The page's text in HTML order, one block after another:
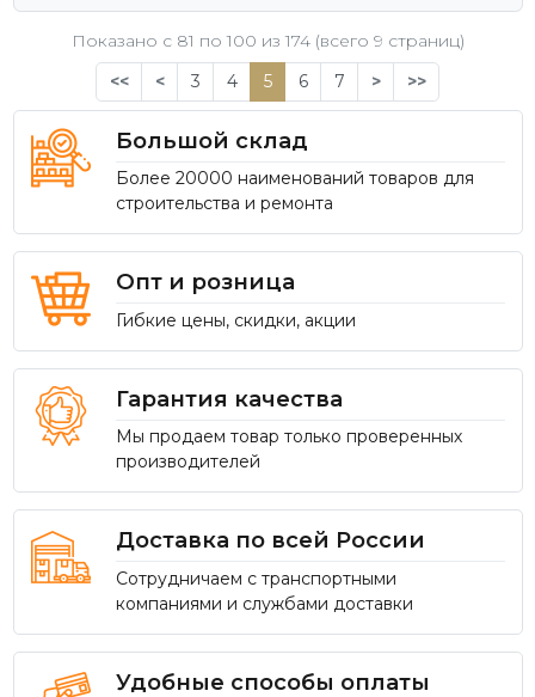
Показано с 81 по100 из 174 (всего 9 страниц)
<<
< 3 4 5 6 7 > >>
Большой склад
Более 20000 наименований товаров для
строительства и ремонта
Опт и розница
Гибкие цены, скидки, акции
Гарантия качества
Мы продаем товар только проверенных
производителей
Доставка по всей России
Сотрудничаем с транспортными
компаниями и службами доставки
Удобные способы оплаты